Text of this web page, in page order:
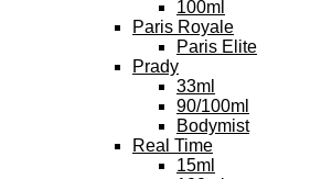
100ml
Paris Royale
Paris Elite
Prady
33ml
90/100ml
Bodymist
Real Time
15ml